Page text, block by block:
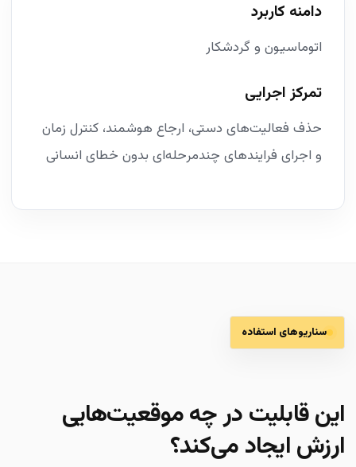
دامنه کاربرد
اتوماسیون و گردشکار
تمرکز اجرایی
حذف فعالیت‌های دستی، ارجاع هوشمند، کنترل زمان
و اجرای فرایندهای چندمرحله‌ای بدون خطای انسانی
سناریوهای استفاده
این قابلیت در چه موقعیت‌هایی
ارزش ایجاد می‌کند؟